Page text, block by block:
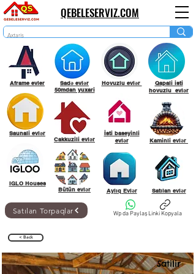
QEBELESERVIZ.COM
Aframe evler
Saunali evlər
IGLO Houses
Sadə evlər
50mdan yuxari
Cakkuzili evlər
Bütün evlər
Hovuzlu evlər
İsti baseyinli
evlər
Aylıq Evlər
Qapali isti
hovuzlu evlər
Kaminli evlər
Satılan evlər
Wp da PaylaşLinki Kopyala
Satılan Torpaqlar
< Back
Satilir